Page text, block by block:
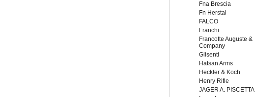
Fna Brescia
Fn Herstal
FALCO
Franchi
Francotte Auguste &
Company
Glisenti
Hatsan Arms
Heckler & Koch
Henry Rifle
JAGER A. PISCETTA